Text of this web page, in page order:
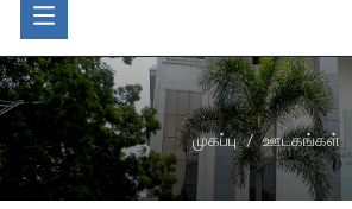
முகப்பு ஊடகங்கள்